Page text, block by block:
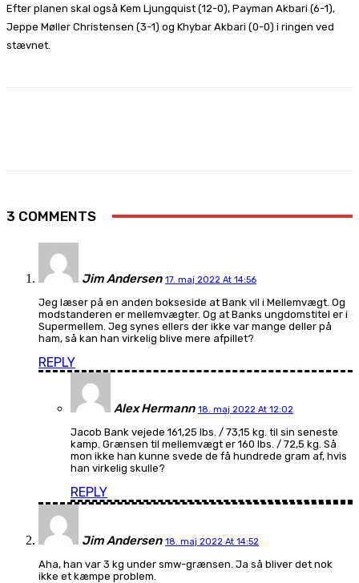
Efter planen skal også Kem Ljungquist (12-0), Payman Akbari (6-1),
Jeppe Møller Christensen (3-1) og Khybar Akbari (0-0) i ringen ved
stævnet.
3 COMMENTS
Jim Andersen 17. maj 2022 At 14:56
Jeg læser på en anden bokseside at Bank vil i Mellemvægt. Og
modstanderen er mellemvægter. Og at Banks ungdomstitel er i
Supermellem. Jeg synes ellers der ikke var mange deller på
ham, så kan han virkelig blive mere afpillet?
REPLY
Alex Hermann 18. maj 2022 At 12:02
Jacob Bank vejede 161,25 lbs. / 73,15 kg. til sin seneste
kamp. Grænsen til mellemvægt er 160 lbs. / 72,5 kg. Så
mon ikke han kunne svede de få hundrede gram af, hvis
han virkelig skulle?
REPLY
Jim Andersen 18. maj 2022 At 14:52
Aha, han var 3 kg under smw-grænsen. Ja så bliver det nok
ikke et kæmpe problem.